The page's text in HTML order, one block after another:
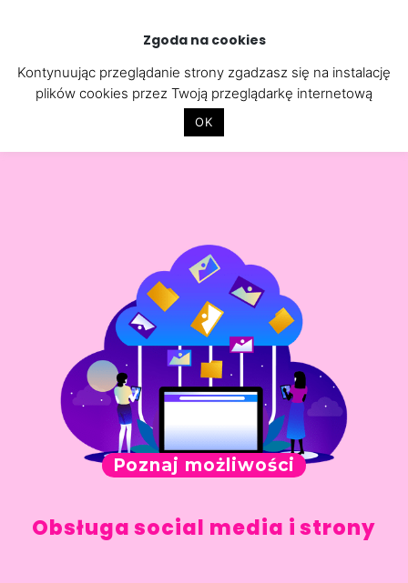
Obsługa social media i strony
Poznaj możliwości
Zgoda na cookies
Kontynuując przeglądanie strony zgadzasz się na instalację
plików cookies przez Twoją przeglądarkę internetową
OK